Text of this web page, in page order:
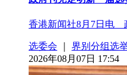
香港新闻社8月7日电
选委会
界别分组选
2026年08月07日 17:54